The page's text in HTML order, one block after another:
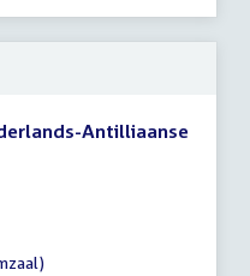
Antilliaanse